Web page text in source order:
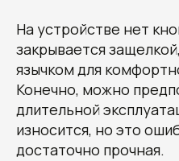
На устройстве нет
закрывается
язычком для
Конечно, можно
длительной
износится, но это
достаточно прочная.